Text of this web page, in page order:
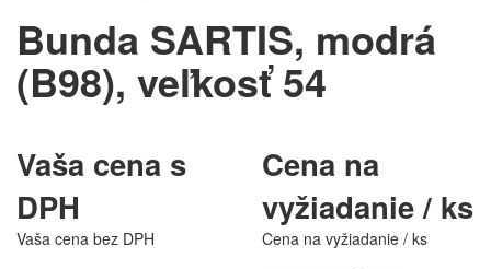
Bunda SARTIS, modrá
(B98), veľkosť 54
Vaša cena s
DPH
Cena na
vyžiadanie / ks
Vaša cena bez DPH
Cena na vyžiadanie / ks